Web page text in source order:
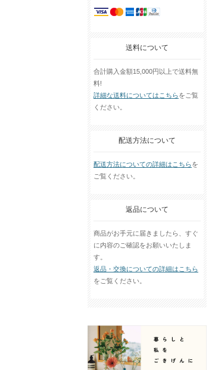
送料について
合計購入金額15,000円以上で送料無
料!
詳細な送料についてはこちらをご覧
ください。
配送方法について
配送方法についての詳細はこちらを
ご覧ください。
返品について
商品がお手元に届きましたら、すぐ
に内容のご確認をお願いいたしま
す。
返品・交換についての詳細はこちら
をご覧ください。